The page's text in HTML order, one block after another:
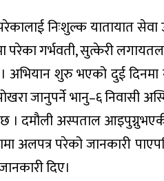
निःशुल्क यातायात सेवा
परेका गर्भवती, सुत्केरी
। अभियान शुरु भएको दुई
जानुपर्ने भानु–६ निवासी
छ । दमौली अस्पताल
अलपत्र परेको जानकारी
दिए।